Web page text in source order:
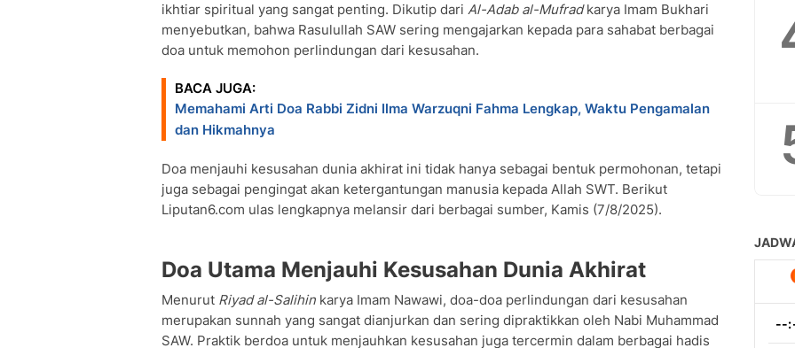
ikhtiar spiritual yang sangat penting. Dikutip dari Al-Adab al-Mufradkarya Imam Bukhari
menyebutkan, bahwa Rasulullah SAW sering mengajarkan kepada para sahabat berbagai
doa untuk memohon perlindungan dari kesusahan.
BACA JUGA:
Memahami Arti Doa Rabbi Zidni Ilma Warzuqni Fahma Lengkap, Waktu Pengamalan
dan Hikmahnya
Doa menjauhi kesusahan dunia akhirat ini tidak hanya sebagai bentuk permohonan, tetapi
juga sebagai pengingat akan ketergantungan manusia kepada Allah SWT. Berikut
Liputan6.com ulas lengkapnya melansir dari berbagai sumber, Kamis (7/8/2025).
Doa Utama Menjauhi Kesusahan Dunia Akhirat
Menurut Riyad al-Salihin karya Imam Nawawi, doa-doa perlindungan dari kesusahan
merupakan sunnah yang sangat dianjurkan dan sering dipraktikkan oleh Nabi Muhammad
SAW. Praktik berdoa untuk menjauhkan kesusahan juga tercermin dalam berbagai hadis